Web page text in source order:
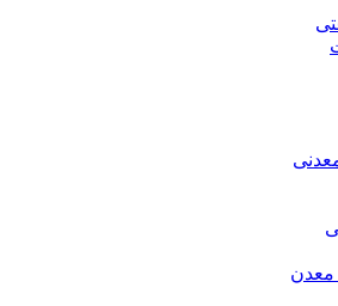
معدن